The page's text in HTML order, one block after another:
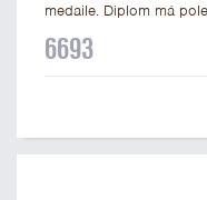
medaile. Diplom má
Tento univerzální
6693